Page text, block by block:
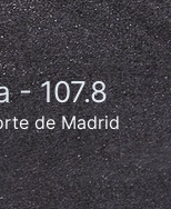
- 107.8
de Madrid